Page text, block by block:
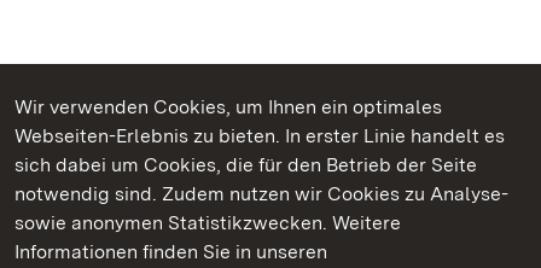
Wir verwenden Cookies, um Ihnen ein optimales
Webseiten-Erlebnis zu bieten. In erster Linie handelt es
sich dabei um Cookies, die für den Betrieb der Seite
notwendig sind. Zudem nutzen wir Cookies zu Analyse-
sowie anonymen Statistikzwecken. Weitere
Informationen finden Sie in unseren
Kommen. Staunen. Genießen.